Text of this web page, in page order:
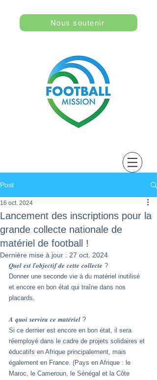
Nous soutenir
Post
Lancement des inscriptions pour la
grande collecte nationale de
matériel de football !
16 oct. 2024
Dernière mise à jour : 27 oct. 2024
𝑸𝒖𝒆𝒍 𝒆𝒔𝒕 𝒍'𝒐𝒃𝒋𝒆𝒄𝒕𝒊𝒇 𝒅𝒆 𝒄𝒆𝒕𝒕𝒆 𝒄𝒐𝒍𝒍𝒆𝒄𝒕𝒆 ?
Donner une seconde vie à du matériel inutilisé
et encore en bon état qui traîne dans nos
placards.
𝑨̀ 𝒒𝒖𝒐𝒊 𝒔𝒆𝒓𝒗𝒊𝒓𝒂 𝒄𝒆 𝒎𝒂𝒕𝒆́𝒓𝒊𝒆𝒍 ?
Si ce dernier est encore en bon état, il sera
réemployé dans le cadre de projets solidaires et
éducatifs en Afrique principalement, mais
également en France. (Pays en Afrique : le
Maroc, le Cameroun, le Sénégal et la Côte